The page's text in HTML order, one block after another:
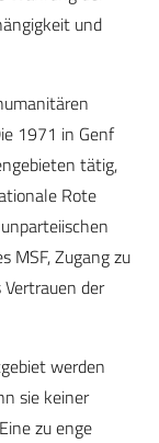
und
1971 in Genf
tätig,
Rote
MSF, Zugang zu
der
werden
sie keiner
zu enge